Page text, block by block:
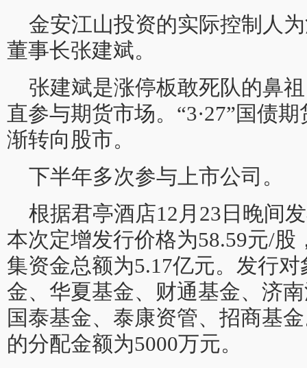
金安江山投资的实际控制人
董事长张建斌。
张建斌是涨停板敢死队的鼻
直参与期货市场。“3·27”国债
渐转向股市。
下半年多次参与上市公司。
根据君亭酒店12月23日晚间
本次定增发行价格为58.59元/股
集资金总额为5.17亿元。发行
金、华夏基金、财通基金、济
国泰基金、泰康资管、招商基
的分配金额为5000万元。